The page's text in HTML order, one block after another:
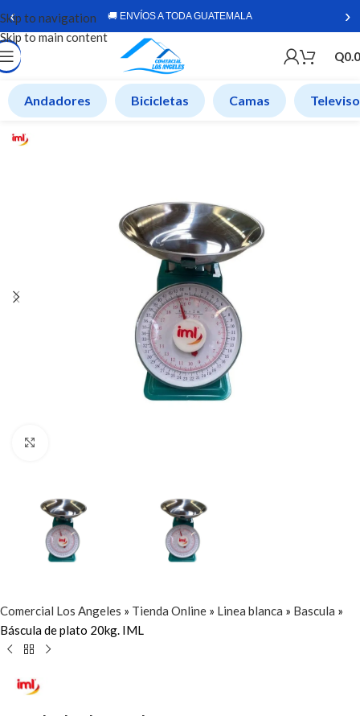
Skip to navigation
Skip to main content
‹ 🚚 ENVÍOS A TODA GUATEMALA ›
Q
Andadores Bicicletas Camas
Comercial Los Angeles » Tienda Online » Linea blanca » Bascula »
Báscula de plato 20kg. IML